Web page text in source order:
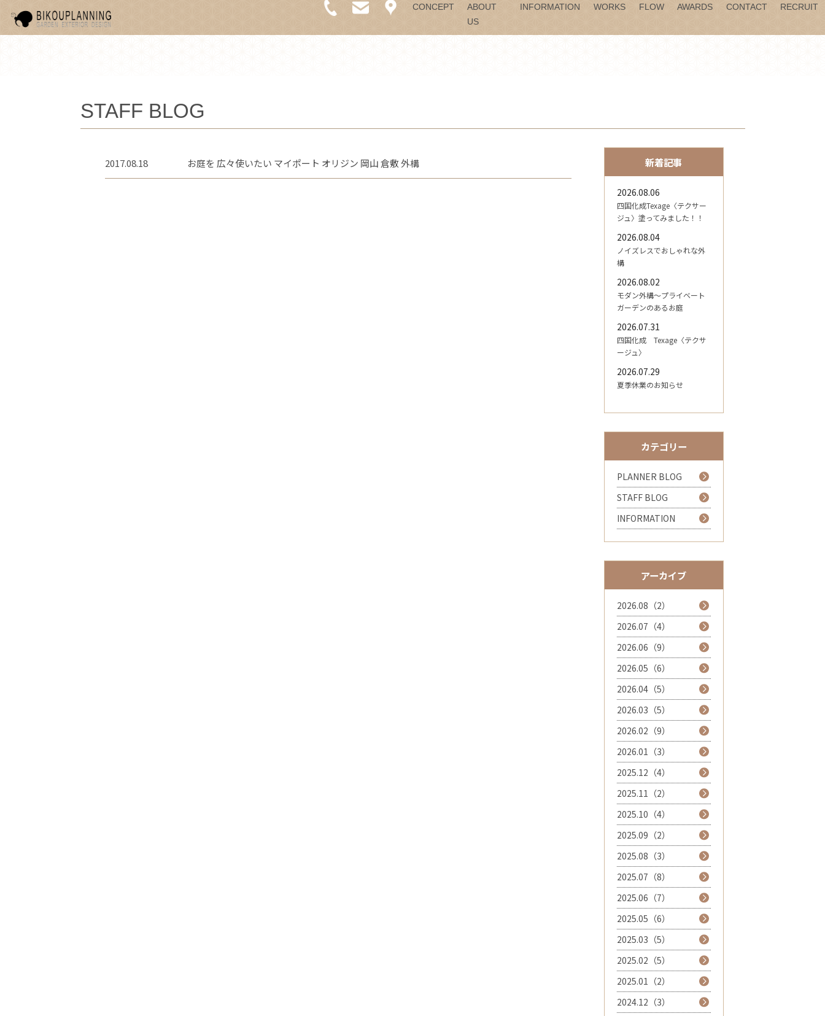
CONCEPT
ABOUT
US
INFORMATION WORKS FLOW AWARDS CONTACT RECRUIT
STAFF BLOG
2017.08.18 お庭を 広々使いたい マイポート オリジン 岡山 倉敷 外構 新着記事
2026.08.06
四国化成Texage〈テクサー
ジュ〉塗ってみました！！
2026.08.04
ノイズレスでおしゃれな外
構
2026.08.02
モダン外構～プライベート
ガーデンのあるお庭
2026.07.31
四国化成 Texage〈テクサ
ージュ〉
2026.07.29
夏季休業のお知らせ
カテゴリー
PLANNER BLOG
STAFF BLOG
INFORMATION
アーカイブ
2026.08（2）
2026.07（4）
2026.06（9）
2026.05（6）
2026.04（5）
2026.03（5）
2026.02（9）
2026.01（3）
2025.12（4）
2025.11（2）
2025.10（4）
2025.09（2）
2025.08（3）
2025.07（8）
2025.06（7）
2025.05（6）
2025.03（5）
2025.02（5）
2025.01（2）
2024.12（3）